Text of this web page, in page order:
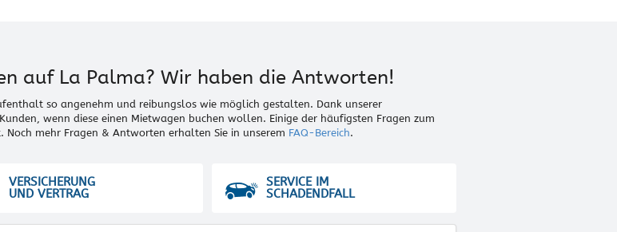
auf La Palma? Wir haben die Antworten!
so angenehm und reibungslos wie möglich gestalten. Dank unserer
wenn diese einen Mietwagen buchen wollen. Einige der häufigsten Fragen zum
mehr Fragen & Antworten erhalten Sie in unserem FAQ-Bereich.
VERSICHERUNG
UND VERTRAG
SERVICE IM
SCHADENDFALL